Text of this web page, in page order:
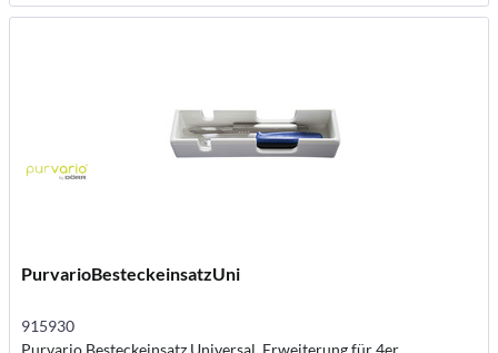
PurvarioBesteckeinsatzUni
915930
Purvario Besteckeinsatz Universal, Erweiterung für 4er